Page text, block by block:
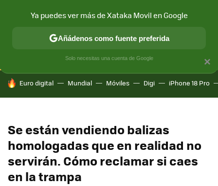
CONECTIVIDAD MÓVIL Y SOCIEDAD APLICACIONES
HOY SE HABLA DE
Euro digital Mundial Móviles Digi iPhone 18 Pro
Se están vendiendo balizas
homologadas que en realidad no
servirán. Cómo reclamar si caes
en la trampa
×
Ya puedes ver más de Xataka Movil en Google
Añádenos como fuente preferida
Solo necesitas una cuenta de Google